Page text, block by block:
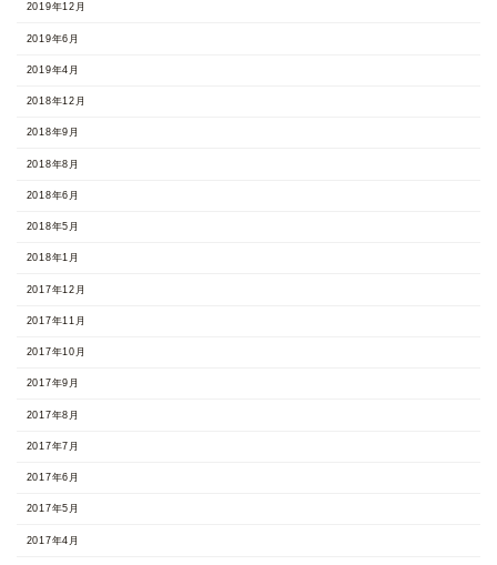
2019年12月
2019年6月
2019年4月
2018年12月
2018年9月
2018年8月
2018年6月
2018年5月
2018年1月
2017年12月
2017年11月
2017年10月
2017年9月
2017年8月
2017年7月
2017年6月
2017年5月
2017年4月